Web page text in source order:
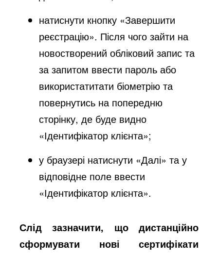
натиснути кнопку «Завершити
реєстрацію». Після чого зайти на
новостворений обліковий запис та
за запитом ввести пароль або
використатитати біометрію та
повернутись на попередню
сторінку, де буде видно
«Ідентифікатор клієнта»;
у браузері натиснути «Далі» та у
відповідне поле ввести
«Ідентифікатор клієнта».
Слід зазначити, що дистанційно
сформувати нові сертифікати